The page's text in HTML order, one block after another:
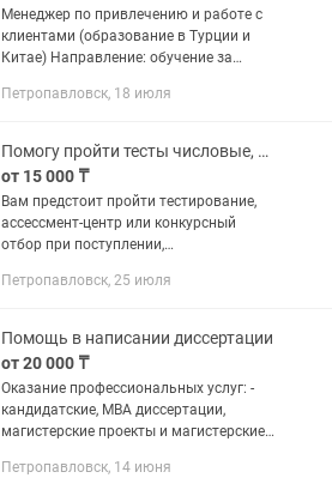
Менеджер по привлечению и работе с
клиентами (образование в Турции и
Китае) Направление: обучение за
удаленно или в офисе г. Усть-
Петропавловск, 18 июля
Помогу пройти тесты числовые, вербальные, логические, психологические и др.
от 15 000 ₸
Вам предстоит пройти тестирование,
ассессмент-центр или конкурсный
отбор при поступлении,
Мы работаем с разными форматами
ключевых...
Петропавловск, 25 июля
Помощь в написании диссертации
от 20 000 ₸
Оказание профессиональных услуг: -
кандидатские, МВА диссертации,
магистерские проекты и магистерские
экономика, финансов , международные
Петропавловск, 14 июня